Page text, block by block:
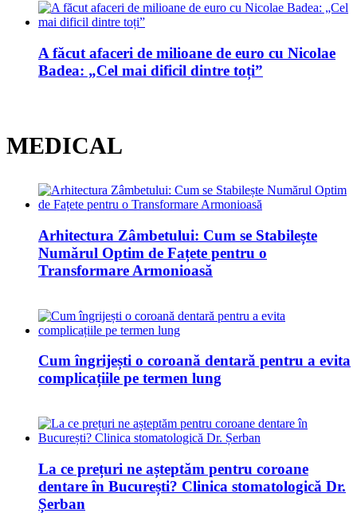
A făcut afaceri de milioane de euro cu Nicolae
Badea: „Cel mai dificil dintre toți”
MEDICAL
Arhitectura Zâmbetului: Cum se Stabilește
Numărul Optim de Fațete pentru o
Transformare Armonioasă
Cum îngrijești o coroană dentară pentru a evita
complicațiile pe termen lung
La ce prețuri ne așteptăm pentru coroane
dentare în București? Clinica stomatologică Dr.
Șerban